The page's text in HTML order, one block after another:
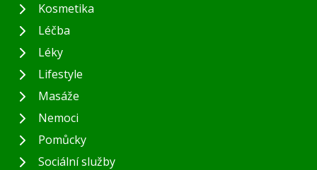
Kosmetika
Léčba
Léky
Lifestyle
Masáže
Nemoci
Pomůcky
Sociální služby